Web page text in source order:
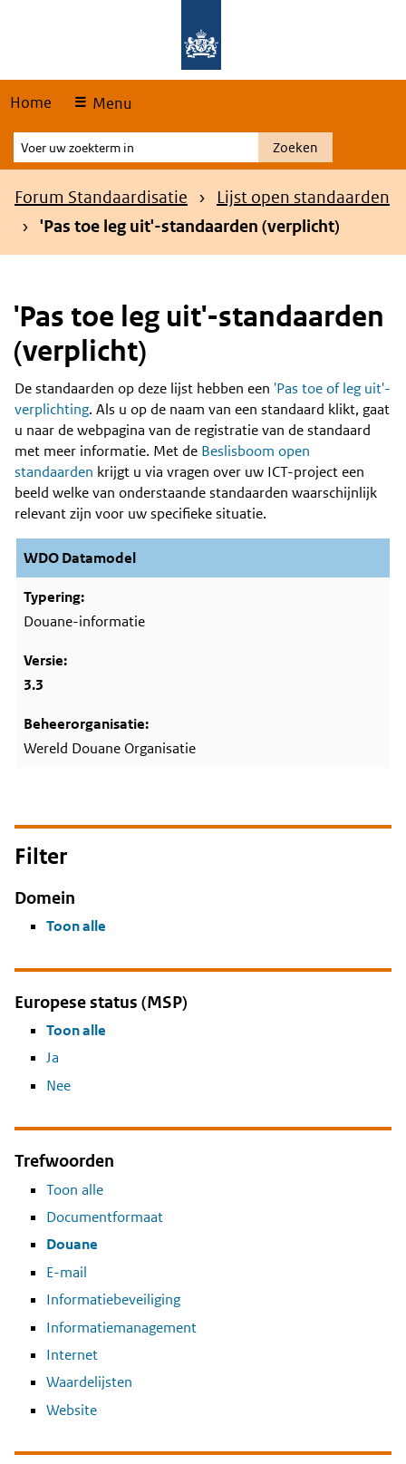
Home Menu
Voer
uw
zoekterm
Zoeken
Kruimelpad
Forum Standaardisatie
Lijst open standaarden
'Pas toe leg uit'-standaarden (verplicht)
'Pas toe leg uit'-standaarden
(verplicht)
Content
De standaarden op deze lijst hebben een 'Pas toe of leg uit'-
verplichting. Als u op de naam van een standaard klikt, gaat
u naar de webpagina van de registratie van de standaard
met meer informatie. Met de Beslisboom open
standaarden krijgt u via vragen over uw ICT-project een
beeld welke van onderstaande standaarden waarschijnlijk
relevant zijn voor uw specifieke situatie.
WDO Datamodel
Douane-informatie
3.3
Wereld Douane Organisatie
Filter
Domein
Toon alle
Europese status (MSP)
Toon alle
Ja
Nee
Trefwoorden
Toon alle
Documentformaat
Douane
E-mail
Informatiebeveiliging
Informatiemanagement
Internet
Waardelijsten
Website